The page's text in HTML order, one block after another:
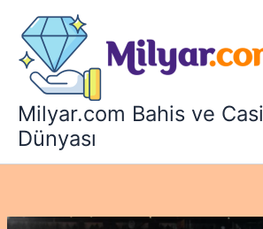
Milyar.com Bahis ve
Dünyası